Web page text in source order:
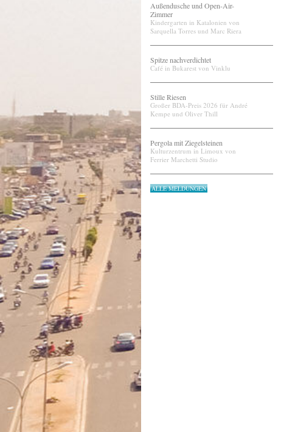
Außendusche und Open-Air-
Zimmer
Kindergarten in Katalonien von
Sarquella Torres und Marc Riera
Spitze nachverdichtet
Café in Bukarest von Vinklu
Stille Riesen
Großer BDA-Preis 2026 für André
Kempe und Oliver Thill
Pergola mit Ziegelsteinen
Kulturzentrum in Limoux von
Ferrier Marchetti Studio
ALLE MELDUNGEN